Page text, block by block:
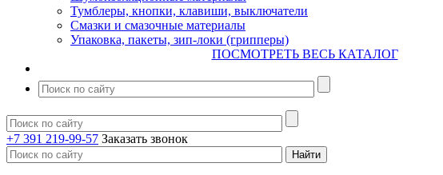
Тумблеры, кнопки, клавиши, выключатели
Смазки и смазочные материалы
Упаковка, пакеты, зип-локи (грипперы)
ПОСМОТРЕТЬ ВЕСЬ КАТАЛОГ
+7 391 219-99-57 Заказать звонок